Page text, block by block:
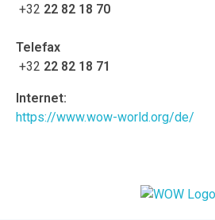
+32 22 82 18 70
Telefax
+32 22 82 18 71
Internet:
https://www.wow-world.org/de/